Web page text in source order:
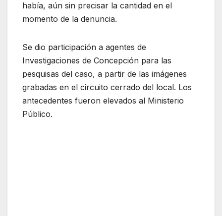
había, aún sin precisar la cantidad en el
momento de la denuncia.
Se dio participación a agentes de
Investigaciones de Concepción para las
pesquisas del caso, a partir de las imágenes
grabadas en el circuito cerrado del local. Los
antecedentes fueron elevados al Ministerio
Público.